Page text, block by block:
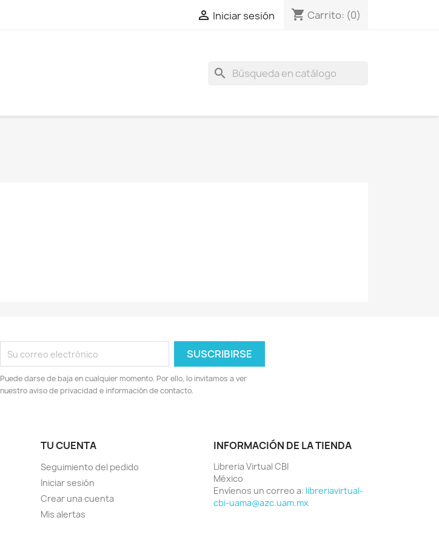
 Iniciar sesión shopping_cart Carrito: (0)
search
Puede darse de baja en cualquier momento. Por ello, lo invitamos a ver
nuestro aviso de privacidad e información de contacto.
TU CUENTA
Seguimiento del pedido
Iniciar sesión
Crear una cuenta
Mis alertas
INFORMACIÓN DE LA TIENDA
Libreria Virtual CBI
México
Envíenos un correo a: libreriavirtual-
cbi-uama@azc.uam.mx